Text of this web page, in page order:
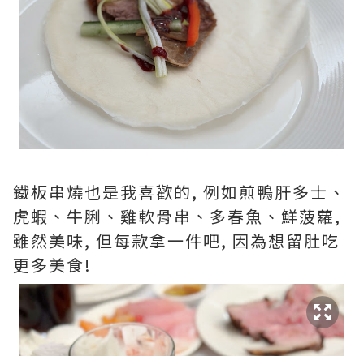
鐵板串燒也是我喜歡的, 例如煎鴨肝多士、
虎蝦、牛脷、雞軟骨串、多春魚、鮮菠蘿,
雖然美味, 但每款拿一件吧, 因為想留肚吃
更多美食!